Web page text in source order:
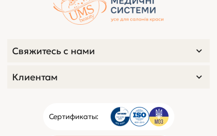
Сертификаты:
Свяжитесь с нами
Клиентам